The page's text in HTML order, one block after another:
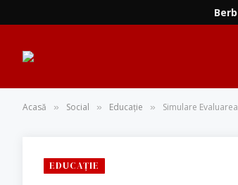
Acasă » Social » Educație » Simulare
EDUCAȚIE